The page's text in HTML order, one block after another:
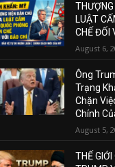
LUẬT
CHẾ ĐỐI
August 6,
Ông
Trạng
Chặn
Chính
August 5,
THẾ